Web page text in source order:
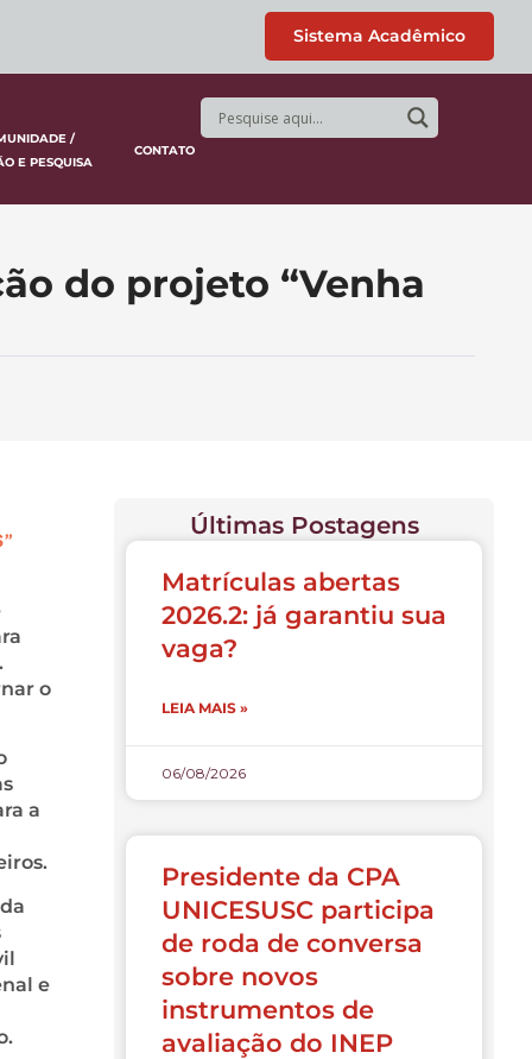
Sistema Acadêmico
/
E PESQUISA
CONTATO
do projeto “Venha
o
a
e
Últimas Postagens
Matrículas abertas
2026.2: já garantiu sua
vaga?
LEIA MAIS »
06/08/2026
Presidente da CPA
UNICESUSC participa
de roda de conversa
sobre novos
instrumentos de
avaliação do INEP